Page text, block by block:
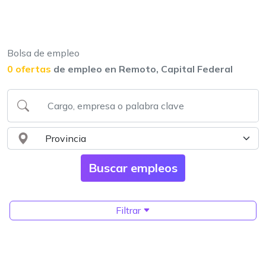
Bolsa de empleo
0 ofertas de empleo en Remoto, Capital Federal
Filtrar